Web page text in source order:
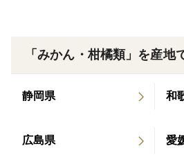
ただくことができます。
サイズと個数について
と幸いです。
「みかん・柑橘類」を産地
静岡県 和
広島県 愛